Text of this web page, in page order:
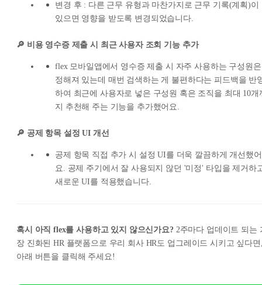
변경 후 : 다른 근무 유형과 마찬가지로 근무 기록(계획)이
있으면 영향을 받도록 변경되었습니다.
🔎 비용 영수증 제출 시 최근 사용자 조회 기능 추가
flex 모바일앱에서 영수증 제출 시 자주 사용하는 구성원은
정해져 있는데 매번 검색하는 게 불편하다는 피드백을 반
하여 최근에 사용자로 넣은 구성원 혹은 조직을 최대 10개
지 추천해 주는 기능을 추가했어요.
🔎 공제 항목 설정 UI 개선
공제 항목 직접 추가 시 설정 UI를 더욱 깔끔하게 개선했어
요. 공제 주기에서 잘 사용되지 않던 '미정' 타입을 제거하
새로운 UI를 적용했습니다.
혹시 아직 flex를 사용하고 있지 않으신가요? 2주마다 업데이트 되는
장 진화된 HR 플랫폼으로 우리 회사 HR도 업그레이드 시키고 싶다
아래 버튼을 클릭해 주세요!